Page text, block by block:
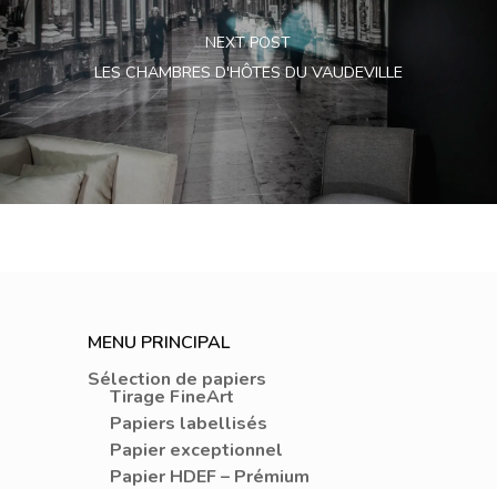
NEXT POST
LES CHAMBRES D'HÔTES DU VAUDEVILLE
MENU PRINCIPAL
Sélection de papiers
Tirage FineArt
Papiers labellisés
Papier exceptionnel
Papier HDEF – Prémium